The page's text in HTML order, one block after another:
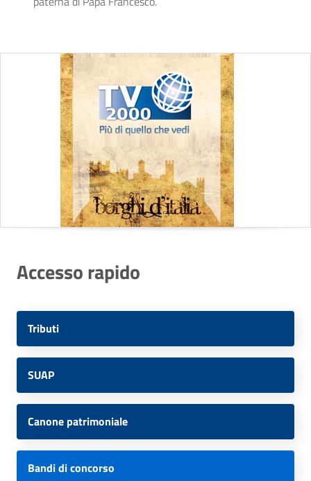
Accesso rapido
Tributi
SUAP
Canone patrimoniale
Bandi di concorso